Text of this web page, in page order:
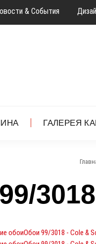
& События
ГАЛЕРЕЯ
3018